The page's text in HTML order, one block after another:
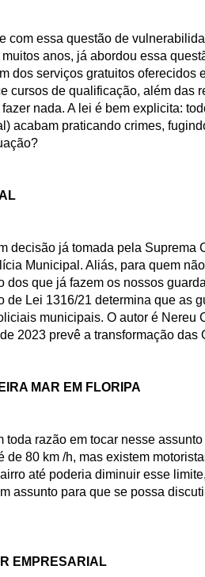
com essa questão de
anos, já abordou essa
dos serviços gratuitos
cursos de qualificação, além das
nada. A lei é bem explicita:
acabam praticando crimes,
decisão já tomada pela
Municipal. Aliás, para quem
dos que já fazem os nossos
de Lei 1316/21 determina que
municipais. O autor é
2023 prevê a transformação
MAR EM FLORIPA
toda razão em tocar nesse
de 80 km /h, mas existem
até poderia diminuir esse
assunto para que se possa
EMPRESARIAL